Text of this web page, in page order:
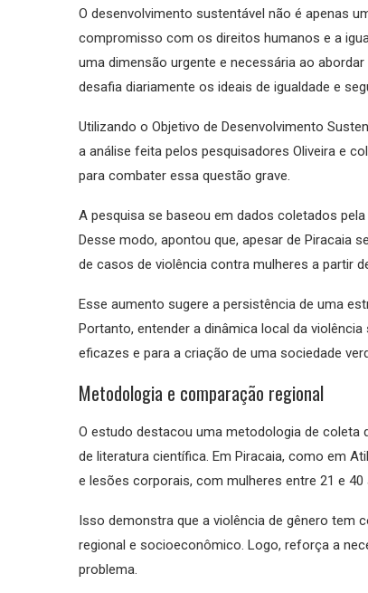
O desenvolvimento sustentável não é apenas
compromisso com os direitos humanos e a
uma dimensão urgente e necessária ao
desafia diariamente os ideais de igualdade e
Utilizando o Objetivo de Desenvolvimento
a análise feita pelos pesquisadores Oliveira e
para combater essa questão grave.
A pesquisa se baseou em dados coletados
Desse modo, apontou que, apesar de Piracaia
de casos de violência contra mulheres a partir
Esse aumento sugere a persistência de uma
Portanto, entender a dinâmica local da
eficazes e para a criação de uma sociedade
Metodologia e comparação regional
O estudo destacou uma metodologia de coleta
de literatura científica. Em Piracaia, como em
e lesões corporais, com mulheres entre 21 e
Isso demonstra que a violência de gênero
regional e socioeconômico. Logo, reforça a
problema.